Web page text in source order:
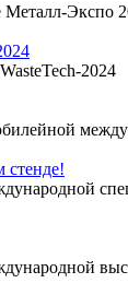
Экспо
2024
стенде!